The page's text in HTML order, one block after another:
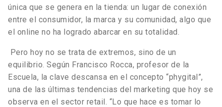
única que se genera en la tienda: un lugar de conexión
entre el consumidor, la marca y su comunidad, algo que
el online no ha logrado abarcar en su totalidad.
Pero hoy no se trata de extremos, sino de un
equilibrio. Según Francisco Rocca, profesor de la
Escuela, la clave descansa en el concepto “phygital”,
una de las últimas tendencias del marketing que hoy se
observa en el sector retail. “Lo que hace es tomar lo